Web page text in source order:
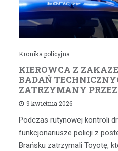
Kronika policyjna
KIEROWCA Z
BADAŃ
ZATRZYMANY
9 kwietnia 2026
Podczas rutynowej kontroli
funkcjonariusze policji z
Brańsku zatrzymali Toyotę,